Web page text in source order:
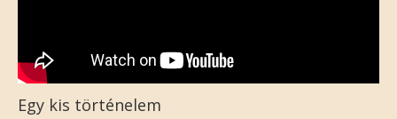
Egy kis történelem